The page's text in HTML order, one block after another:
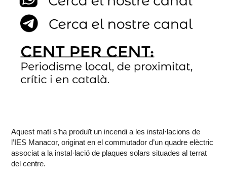
Aquest matí s’ha produït un incendi a les instal·lacions de
l’IES Manacor, originat en el commutador d’un quadre elèctric
associat a la instal·lació de plaques solars situades al terrat
del centre.